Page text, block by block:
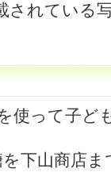
されている
使って子ど
下山商店